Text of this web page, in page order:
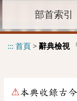
部首索引
::: 首頁 > 辭典檢視「
⚠本典收錄古